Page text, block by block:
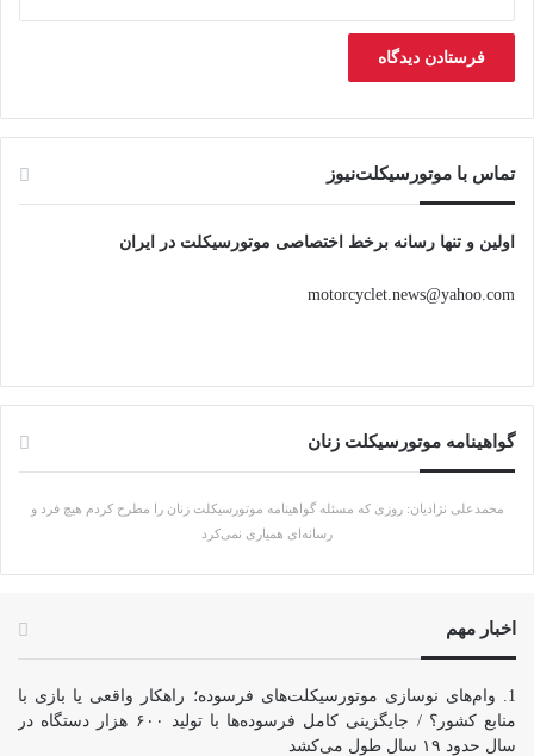
تماس با موتورسیکلت‌نیوز
اولین و تنها رسانه برخط اختصاصی موتورسیکلت در ایران
motorcyclet.news@yahoo.com
گواهینامه موتورسیکلت زنان
محمدعلی نژادیان: روزی که مسئله گواهینامه موتورسیکلت زنان را مطرح کردم هیچ فرد و
رسانه‌ای همیاری نمی‌کرد
اخبار مهم
وام‌های نوسازی موتورسیکلت‌های فرسوده؛ راهکار واقعی یا بازی با
منابع کشور؟ / جایگزینی کامل فرسوده‌ها با تولید ۶۰۰ هزار دستگاه در
سال حدود ۱۹ سال طول می‌کشد